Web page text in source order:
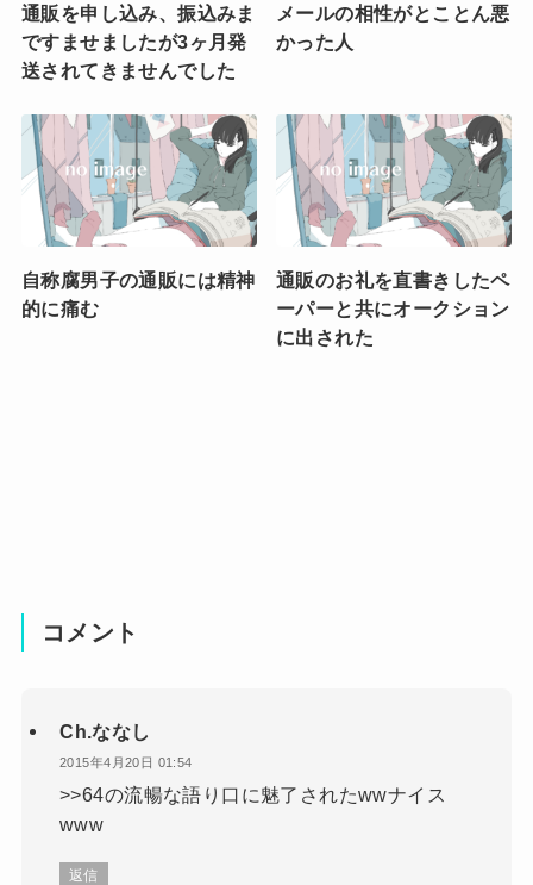
通販を申し込み、振込みま
ですませましたが3ヶ月発
送されてきませんでした
メールの相性がとことん悪
かった人
自称腐男子の通販には精神
的に痛む
通販のお礼を直書きしたペ
ーパーと共にオークション
に出された
コメント
Ch.ななし
2015年4月20日 01:54
>>64の流暢な語り口に魅了されたwwナイス
www
返信